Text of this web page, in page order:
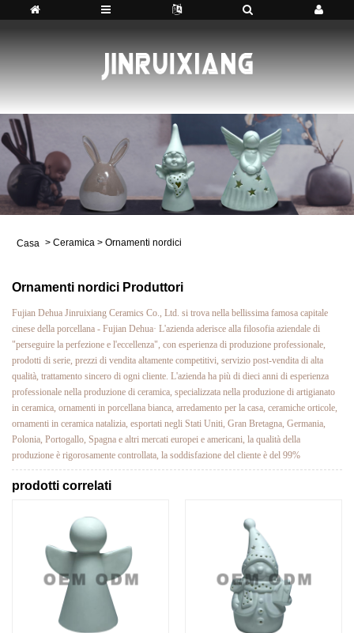
Casa > Ceramica > Ornamenti nordici
Ornamenti nordici Produttori
Fujian Dehua Jinruixiang Ceramics Co., Ltd. si trova nella bellissima famosa capitale
cinese della porcellana - Fujian Dehua· L'azienda aderisce alla filosofia aziendale di
"perseguire la perfezione e l'eccellenza", con esperienza di produzione professionale,
prodotti di serie, prezzi di vendita altamente competitivi, servizio post-vendita di alta
qualità, trattamento sincero di ogni cliente. L'azienda ha più di dieci anni di esperienza
professionale nella produzione di ceramica, specializzata nella produzione di artigianato
in ceramica, ornamenti in porcellana bianca, arredamento per la casa, ceramiche orticole,
ornamenti in ceramica natalizia, esportati negli Stati Uniti, Gran Bretagna, Germania,
Polonia, Portogallo, Spagna e altri mercati europei e americani, la qualità della
produzione è rigorosamente controllata, la soddisfazione del cliente è del 99%
prodotti correlati